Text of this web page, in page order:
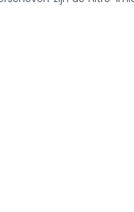
bij dieren gebruikt in